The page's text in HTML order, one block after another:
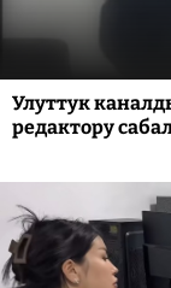
Улуттук
редактору